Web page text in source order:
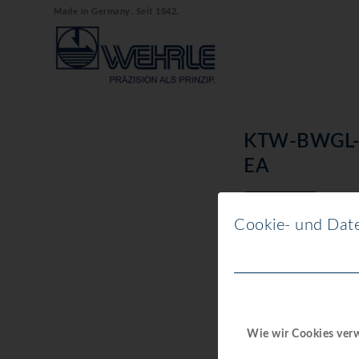
Cookie- und
Wie wir Cookies
Made in Germany. Seit 1842.
KTW-
EA
Datei-Anzahl